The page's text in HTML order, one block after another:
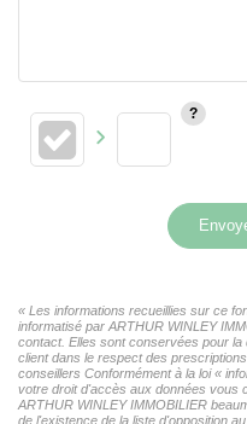
« Les informations recueillies sur ce
informatisé par ARTHUR WINLEY
contact. Elles sont conservées pour
client dans le respect des
conseillers Conformément à la loi «
votre droit d'accès aux données vous
ARTHUR WINLEY IMMOBILIER
de l'existence de la liste d'opposition